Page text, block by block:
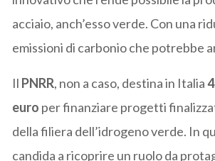
acciaio, anch’esso verde. Con una
emissioni di carbonio che potrebbe
Il PNRR, non a caso, destina in Italia
euro per finanziare progetti
della filiera dell’idrogeno verde. In
candida a ricoprire un ruolo da